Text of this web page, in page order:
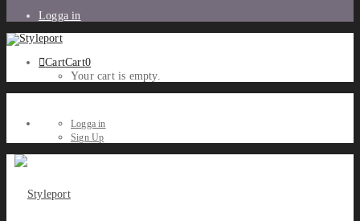
Logga in
CartCart0
Your cart is empty.
Logga in
Sign Up